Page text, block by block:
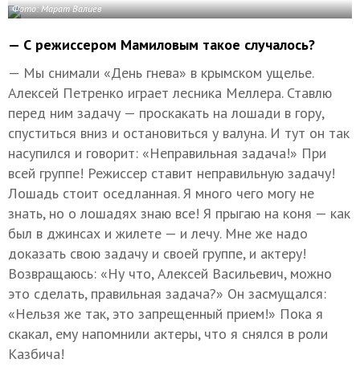
Фото: Марат Валиев
— С режиссером Мамиловым такое случалось?
— Мы снимали «День гнева» в крымском ущелье.
Алексей Петренко играет лесника Меллера. Ставлю
перед ним задачу — проскакать на лошади в гору,
спуститься вниз и остановиться у валуна. И тут он так
насупился и говорит: «Неправильная задача!» При
всей группе! Режиссер ставит неправильную задачу!
Лошадь стоит оседланная. Я много чего могу не
знать, но о лошадях знаю все! Я прыгаю на коня — как
был в джинсах и жилете — и лечу. Мне же надо
доказать свою задачу и своей группе, и актеру!
Возвращаюсь: «Ну что, Алексей Васильевич, можно
это сделать, правильная задача?» Он засмущался:
«Нельзя же так, это запрещенный прием!» Пока я
скакал, ему напомнили актеры, что я снялся в роли
Казбича!